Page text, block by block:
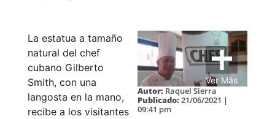
Ver Más
Autor: Raquel Sierra
Publicado: 21/06/2021 |
09:41 pm
La estatua a tamaño
natural del chef
cubano Gilberto
Smith, con una
langosta en la mano,
recibe a los visitantes